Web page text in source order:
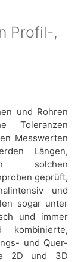
Profil-,
und Rohren
Toleranzen
Messwerten
Längen,
solchen
geprüft,
und
sogar unter
und immer
und Quer-
2D und 3D